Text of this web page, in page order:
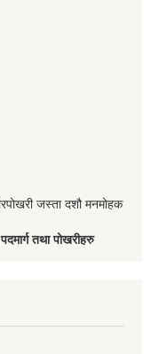
जस्ता दशौ मनमोहक
तथा पोखरीहरु